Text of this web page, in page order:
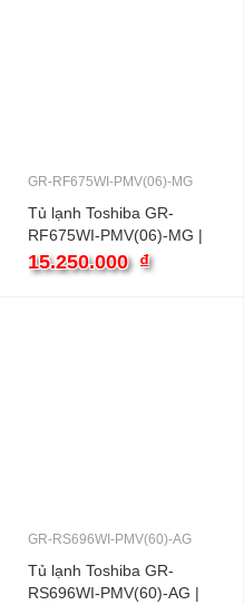
GR-RF675WI-PMV(06)-MG
Tủ lạnh Toshiba GR-
RF675WI-PMV(06)-MG |
515L 4 cánh inverter
15.250.000 ₫
GR-RS696WI-PMV(60)-AG
Tủ lạnh Toshiba GR-
RS696WI-PMV(60)-AG |